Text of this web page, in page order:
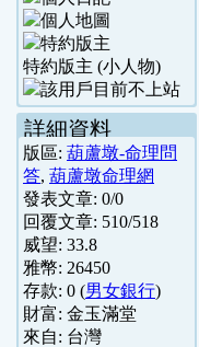
特約版主 (小人物)
詳細資料
版區: 葫蘆墩-命理問
答, 葫蘆墩命理網
發表文章: 0/0
回覆文章: 510/518
威望: 33.8
雅幣: 26450
存款: 0 (男女銀行)
財富: 金玉滿堂
來自: 台灣